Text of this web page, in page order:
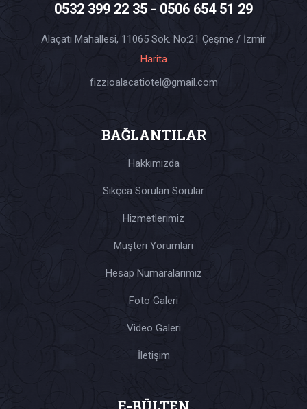
0532 399 22 35 - 0506 654 51 29
Alaçatı Mahallesi, 11065 Sok. No:21 Çeşme / İzmir
Harita
fizzioalacatiotel@gmail.com
BAĞLANTILAR
Hakkımızda
Sıkçca Sorulan Sorular
Hizmetlerimiz
Müşteri Yorumları
Hesap Numaralarımız
Foto Galeri
Video Galeri
İletişim